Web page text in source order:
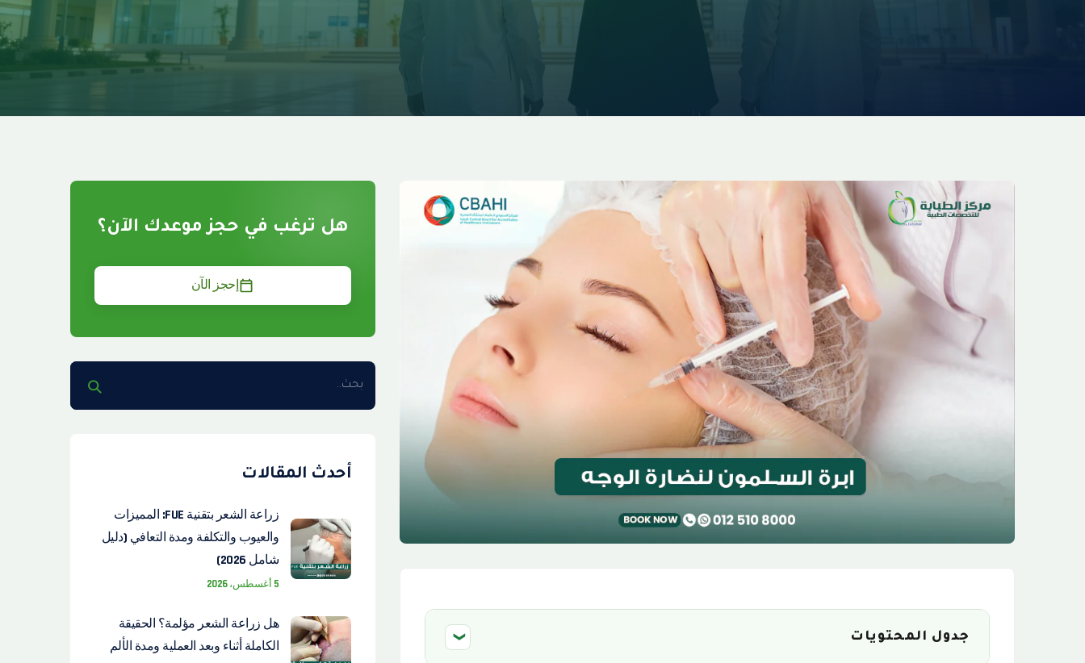
جدول المحتويات ❮
هل ترغب في حجز موعدك الآن؟
إحجز الآن
أحدث المقالات
زراعة الشعر بتقنية FUE: المميزات
والعيوب والتكلفة ومدة التعافي (دليل
شامل 2026)
5 أغسطس، 2026
هل زراعة الشعر مؤلمة؟ الحقيقة
الكاملة أثناء وبعد العملية ومدة الألم